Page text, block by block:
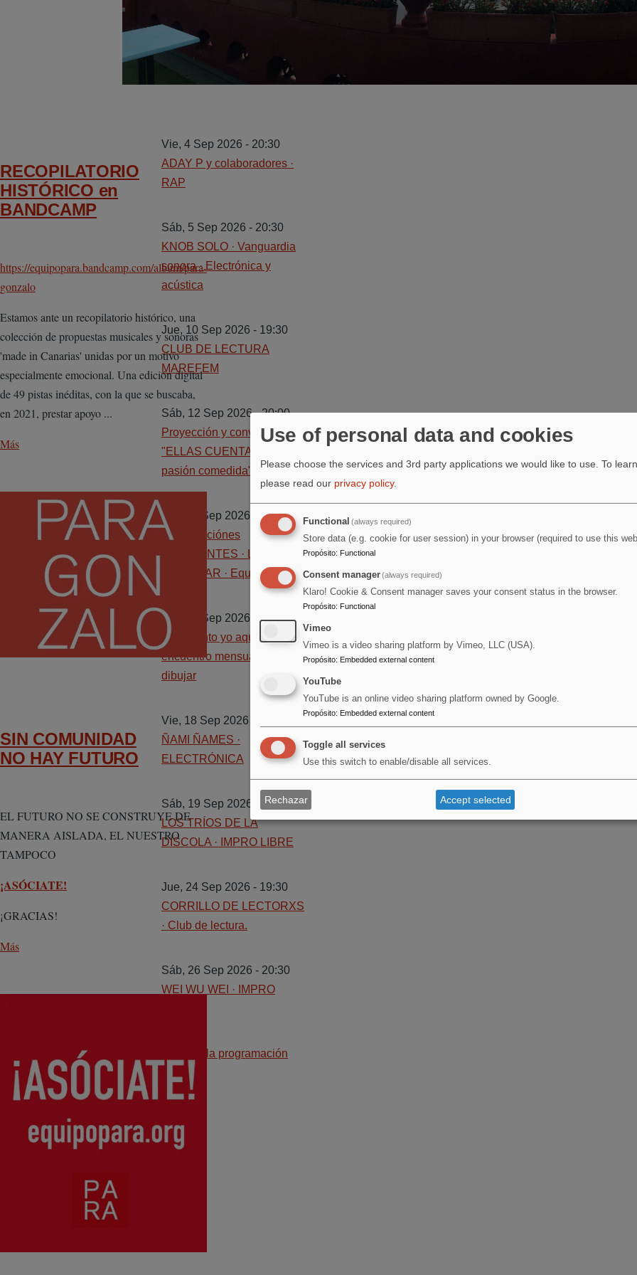
RECOPILATORIO
HISTÓRICO en
BANDCAMP
https://equipopara.bandcamp.com/album/para-
gonzalo
Estamos ante un recopilatorio histórico, una
colección de propuestas musicales y sonoras
'made in Canarias' unidas por un motivo
especialmente emocional. Una edición digital
de 49 pistas inéditas, con la que se buscaba,
en 2021, prestar apoyo ...
Más
SIN COMUNIDAD
NO HAY FUTURO
EL FUTURO NO SE CONSTRUYE DE
MANERA AISLADA, EL NUESTRO
TAMPOCO
¡ASÓCIATE!
¡GRACIAS!
Más
Vie, 4 Sep 2026 - 20:30
ADAY P y colaboradores ·
RAP
Sáb, 5 Sep 2026 - 20:30
KNOB SOLO · Vanguardia
sonora · Electrónica y
acústica
Jue, 10 Sep 2026 - 19:30
CLUB DE LECTURA
MAREFEM
Sáb, 12 Sep 2026 - 20:00
Proyección y conversación
"ELLAS CUENTAN...esta
pasión comedida"
Mar, 15 Sep 2026 - 19:00
Presentaciónes
ITINERANTES · LAVA
CIRCULAR · Equipo PARA
Jue, 17 Sep 2026 - 20:00
¿Qué pinto yo aquí?
encuentro mensual para
dibujar
Vie, 18 Sep 2026 - 20:30
ÑAMI ÑAMES ·
ELECTRÓNICA
Sáb, 19 Sep 2026 - 20:30
LOS TRÍOS DE LA
DÍSCOLA · IMPRO LIBRE
Jue, 24 Sep 2026 - 19:30
CORRILLO DE LECTORXS
· Club de lectura.
Sáb, 26 Sep 2026 - 20:30
WEI WU WEI · IMPRO
Ver toda la programación
Use of personal data and cookies
Please choose the services and 3rd party applications we would like to use. To
please read our privacy policy.
Functional (always required)
Store data (e.g. cookie for user session) in your browser (required to use this
Propósito: Functional
Consent manager(always required)
Klaro! Cookie & Consent manager saves your consent status in the browser.
Propósito: Functional
Vimeo
Vimeo is a video sharing platform by Vimeo, LLC (USA).
Propósito: Embedded external content
YouTube
YouTube is an online video sharing platform owned by Google.
Propósito: Embedded external content
Toggle all services
Use this switch to enable/disable all services.
Rechazar Accept selected